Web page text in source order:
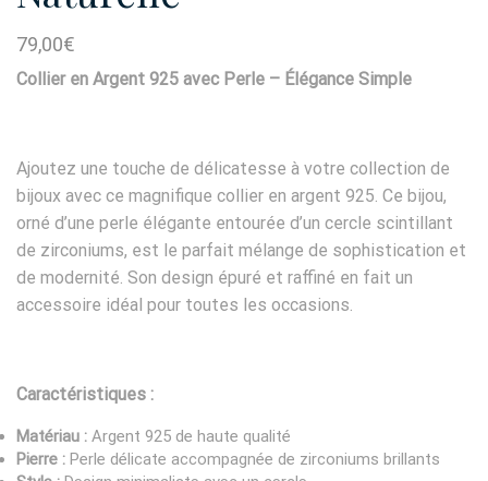
79,00€
Collier en Argent 925 avec Perle – Élégance Simple
Ajoutez une touche de délicatesse à votre collection de
bijoux avec ce magnifique collier en argent 925. Ce bijou,
orné d’une perle élégante entourée d’un cercle scintillant
de zirconiums, est le parfait mélange de sophistication et
de modernité. Son design épuré et raffiné en fait un
accessoire idéal pour toutes les occasions.
Caractéristiques :
Matériau : Argent 925 de haute qualité
Pierre : Perle délicate accompagnée de zirconiums brillants